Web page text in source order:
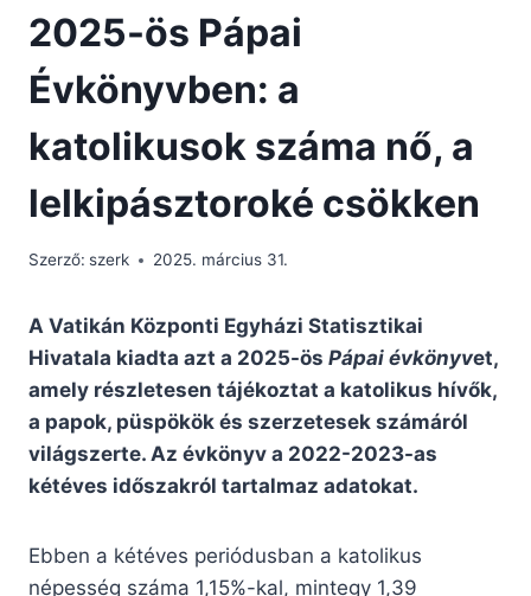
2025-ös Pápai
Évkönyvben: a
katolikusok száma nő, a
lelkipásztoroké csökken
Szerző: szerk 2025. március 31.
A Vatikán Központi Egyházi Statisztikai
Hivatala kiadta azt a 2025-ös Pápai évkönyvet,
amely részletesen tájékoztat a katolikus hívők,
a papok, püspökök és szerzetesek számáról
világszerte. Az évkönyv a 2022-2023-as
kétéves időszakról tartalmaz adatokat.
Ebben a kétéves periódusban a katolikus
népesség száma 1,15%-kal, mintegy 1,39